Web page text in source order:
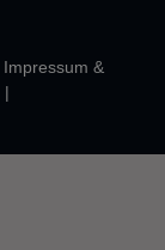
Impressum &
|